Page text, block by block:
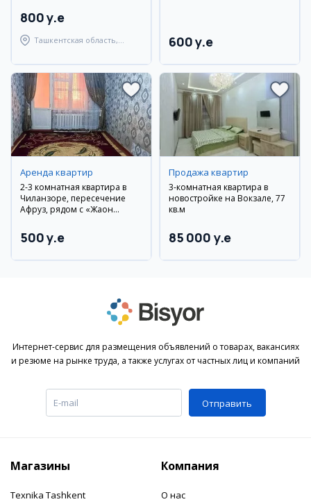
800 y.e
Ташкентская область,
600 y.e
Аренда квартир
2-3 комнатная квартира в
Чиланзоре, пересечение
Афруз, рядом с «Жаҳон
500 y.e
Продажа квартир
3-комнатная квартира в
новостройке на Вокзале, 77
кв.м
85 000 y.e
Интернет-сервис для размещения объявлений о товарах, вакансиях
и резюме на рынке труда, а также услугах от частных лиц и компаний
Отправить
Магазины
Texnika Tashkent
Компания
О нас